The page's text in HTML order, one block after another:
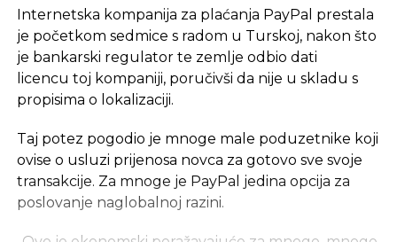
Internetska kompanija za plaćanja PayPal prestala
je početkom sedmice s radom u Turskoj, nakon što
je bankarski regulator te zemlje odbio dati
licencu toj kompaniji, poručivši da nije u skladu s
propisima o lokalizaciji.
Taj potez pogodio je mnoge male poduzetnike koji
ovise o usluzi prijenosa novca za gotovo sve svoje
transakcije. Za mnoge je PayPal jedina opcija za
poslovanje naglobalnoj razini.